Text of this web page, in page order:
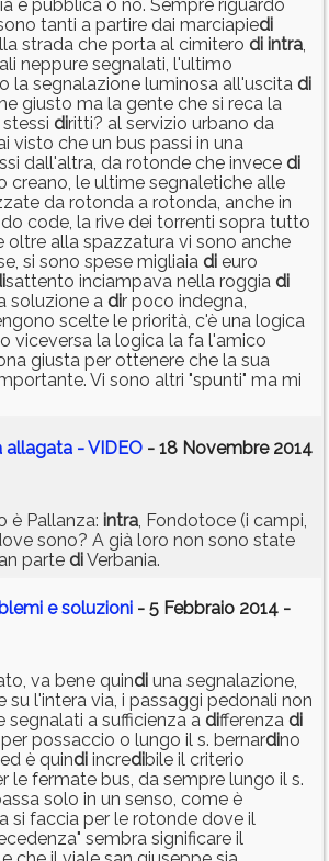
è pubblica o no. Sempre riguardo
tanti a partire dai marciapiedi
strada che porta al cimitero di intra,
neppure segnalati, l'ultimo
la segnalazione luminosa all'uscita di
giusto ma la gente che si reca la
diritti? al servizio urbano da
visto che un bus passi in una
dall'altra, da rotonde che invece di
creano, le ultime segnaletiche alle
da rotonda a rotonda, anche in
code, la rive dei torrenti sopra tutto
oltre alla spazzatura vi sono anche
si sono spese migliaia di euro
sattento inciampava nella roggia di
soluzione a dir poco indegna,
scelte le priorità, c'è una logica
viceversa la logica la fa l'amico
giusta per ottenere che la sua
Vi sono altri "spunti" ma mi
allagata - VIDEO - 18 Novembre 2014
è Pallanza: intra, Fondotoce (i campi,
sono? A già loro non sono state
parte diVerbania.
e soluzioni - 5 Febbraio 2014 -
va bene quindi una segnalazione,
su l'intera via, i passaggi pedonali non
segnalati a sufficienza a differenza di
possaccio o lungo il s. bernardino
ed è quindi incredibile il criterio
le fermate bus, da sempre lungo il s.
solo in un senso, come è
si faccia per le rotonde dove il
sembra significare il